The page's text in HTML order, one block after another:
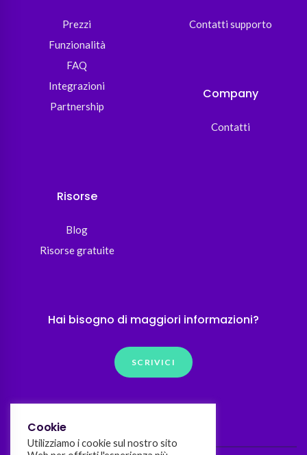
Prezzi
Funzionalità
FAQ
Integrazioni
Partnership
Contatti supporto
Company
Contatti
Risorse
Blog
Risorse gratuite
Hai bisogno di maggiori informazioni?
SCRIVICI
Cookie
Utilizziamo i cookie sul nostro sito